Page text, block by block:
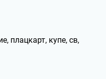
плацкарт, купе, св,